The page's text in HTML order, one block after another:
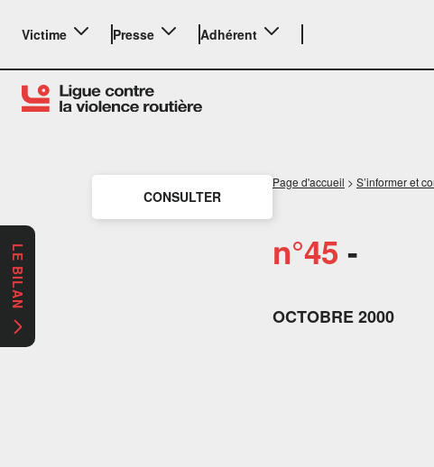
Victime Presse Adhérent
CONSULTER
Page d'accueil > S’informer et
n°45 -
OCTOBRE 2000
LE BILAN